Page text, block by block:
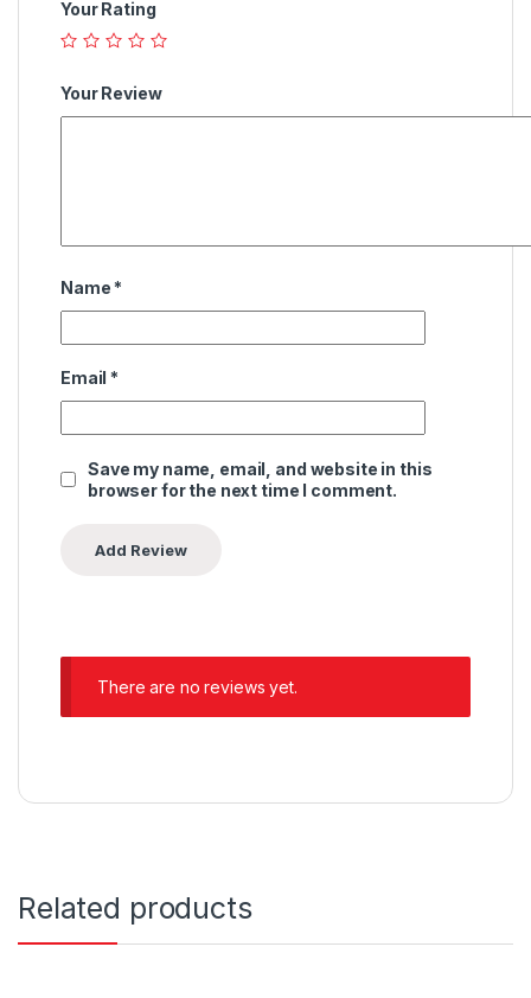
Your Rating
Your Review
Name *
Email *
Save my name, email, and website in this
browser for the next time I comment.
There are no reviews yet.
Related products